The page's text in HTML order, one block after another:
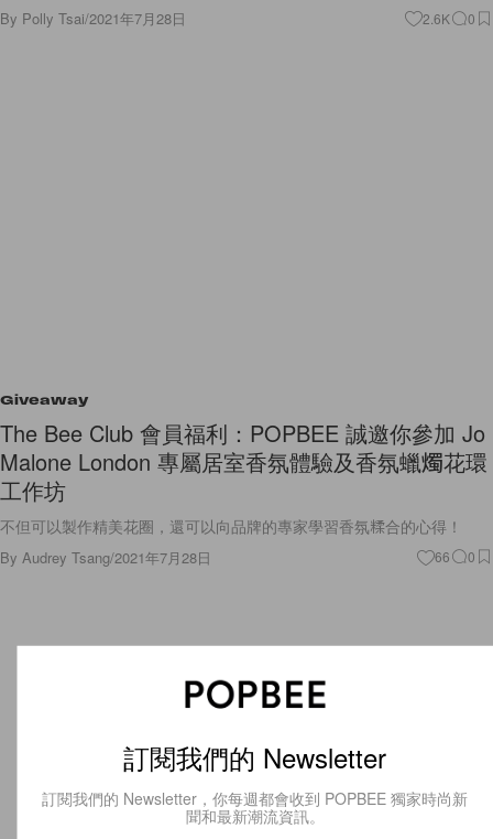
By Polly Tsai/2021年7月28日 2.6K 0
Giveaway
The Bee Club 會員福利：POPBEE 誠邀你參加 Jo
Malone London 專屬居室香氛體驗及香氛蠟燭花環
工作坊
不但可以製作精美花圈，還可以向品牌的專家學習香氛糅合的心得！
By Audrey Tsang/2021年7月28日 66 0
訂閱我們的 Newsletter
訂閱我們的 Newsletter，你每週都會收到 POPBEE 獨家時尚新
聞和最新潮流資訊。